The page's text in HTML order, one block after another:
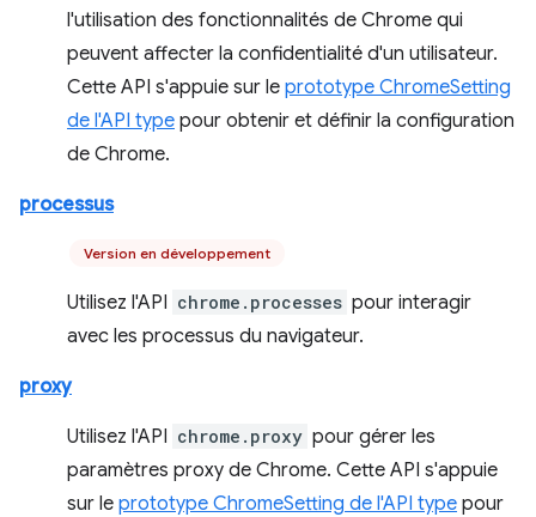
l'utilisation des fonctionnalités de Chrome qui
peuvent affecter la confidentialité d'un utilisateur.
Cette API s'appuie sur le prototype ChromeSetting
de l'API type pour obtenir et définir la configuration
de Chrome.
processus
Version en développement
Utilisez l'API chrome.processes pour interagir
avec les processus du navigateur.
proxy
Utilisez l'API chrome.proxy pour gérer les
paramètres proxy de Chrome. Cette API s'appuie
sur le prototype ChromeSetting de l'API type pour